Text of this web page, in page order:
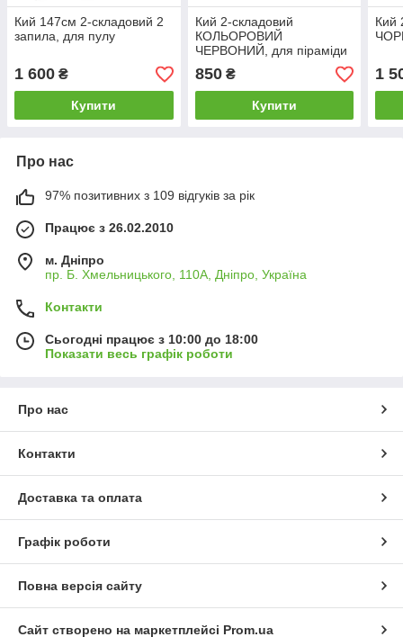
Кий 147см 2-складовий 2
запила, для пулу
1 600 ₴
Купити
Кий 2-складовий
КОЛЬОРОВИЙ
ЧЕРВОНИЙ, для піраміди
850₴
Купити
Кий
1
Про нас
97% позитивних з 109 відгуків за рік
Працює з 26.02.2010
м. Дніпро
пр. Б. Хмельницького, 110А, Дніпро, Україна
Контакти
Сьогодні працює з 10:00 до 18:00
Показати весь графік роботи
Про нас
Контакти
Доставка та оплата
Графік роботи
Повна версія сайту
Сайт створено на маркетплейсі Prom.ua